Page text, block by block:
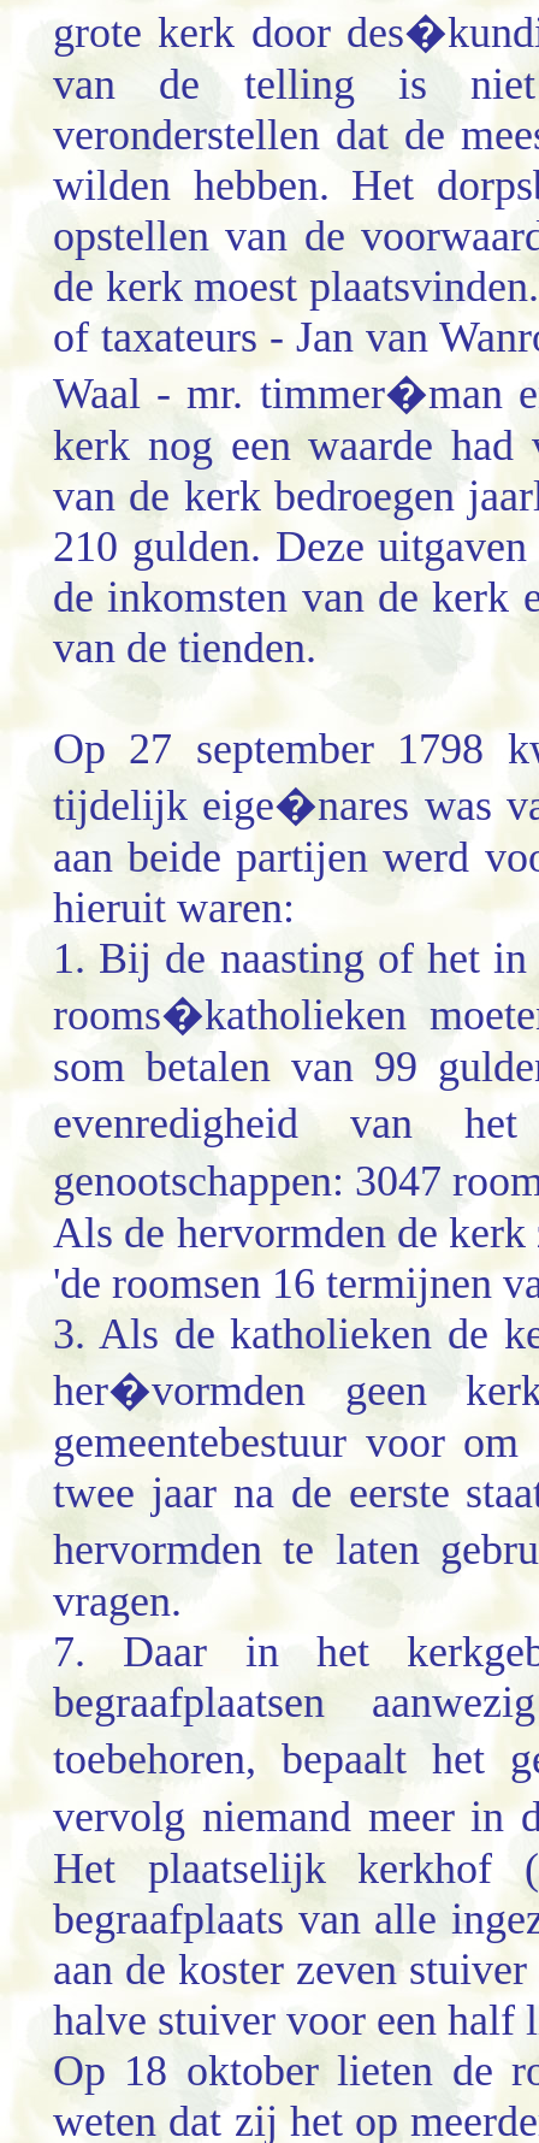
grote kerk door
van de telling is niet
veronderstellen dat de
wilden hebben. Het
opstellen van de
de kerk moest
of taxateurs - Jan van
Waal - mr. timmer�man
kerk nog een waarde had
van de kerk bedroegen
210 gulden. Deze
de inkomsten van de kerk
van de tienden.
Op 27 september 1798
tijdelijk eige�nares was
aan beide partijen werd
hieruit waren:
1. Bij de naasting of het
rooms�katholieken
som betalen van 99
evenredigheid van
genootschappen: 3047
Als de hervormden de
'de roomsen 16 termijnen
3. Als de katholieken de
her�vormden geen
gemeentebestuur voor
twee jaar na de eerste
hervormden te laten
vragen.
7. Daar in het
begraafplaatsen
toebehoren, bepaalt het
vervolg niemand meer in
Het plaatselijk kerkhof
begraafplaats van alle
aan de koster zeven
halve stuiver voor een
Op 18 oktober lieten de
weten dat zij het op